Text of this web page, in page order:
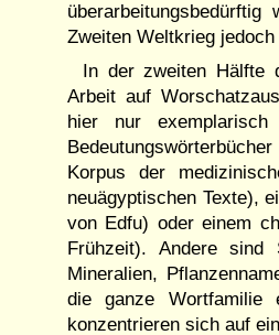
überarbeitungsbedürftig
Zweiten Weltkrieg
In der zweiten Hälfte
Arbeit auf
hier nur exemplarisch
Korpus der
neuägyptischen Texte),
von Edfu) oder einem
Frühzeit). Andere sind
Mineralien,
die ganze Wortfamilie
konzentrieren sich auf